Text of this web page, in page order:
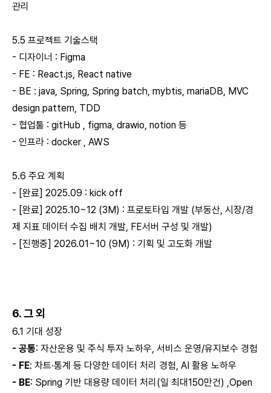
관리
5.5 프로젝트 기술스택
- 디자이너 : Figma
- FE : React.js, React native
- BE : java, Spring, Spring batch, mybtis, mariaDB, MVC
design pattern, TDD
- 협업툴 : gitHub , figma, drawio, notion 등
- 인프라 : docker , AWS
5.6 주요 계획
- [완료] 2025.09 : kick off
- [완료] 2025.10~12 (3M) : 프로토타입 개발 (부동산, 시장/경
제 지표 데이터 수집 배치 개발, FE서버 구성 및 개발)
- [진행중] 2026.01~10 (9M) : 기획 및 고도화 개발
6. 그 외
6.1 기대 성장
- 공통: 자산운용 및 주식 투자 노하우, 서비스 운영/유지보수 경험
- FE: 차트·통계 등 다양한 데이터 처리 경험, AI 활용 노하우
- BE: Spring 기반 대용량 데이터 처리(일 최대150만건) ,Open